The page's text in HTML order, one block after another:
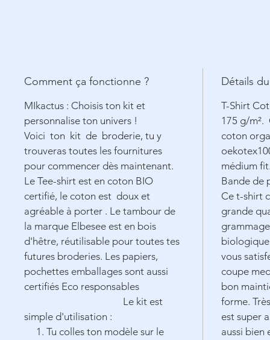
Comment ça fonctionne ?
MIkactus : Choisis ton kit et
personnalise ton univers !
Voici ton kit de broderie, tu y
trouveras toutes les fournitures
pour commencer dès maintenant.
Le Tee-shirt est en coton BIO
certifié, le coton est doux et
agréable à porter . Le tambour de
la marque Elbesee est en bois
d'hêtre, réutilisable pour toutes tes
futures broderies. Les papiers,
pochettes emballages sont aussi
certifiés Eco responsables
Le kit est
simple d'utilisation :
Tu colles ton modèle sur le
Détails
T-Shirt
175 g/m².
coton
médium
Bande de
Ce t-shirt
grande
vous
coupe
bon
forme.
est super
aussi bien